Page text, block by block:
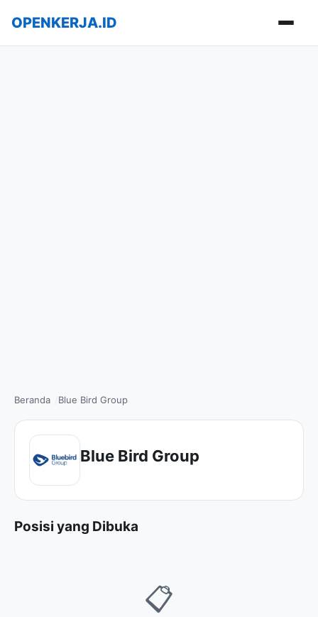
OPENKERJA.ID
Beranda Blue Bird Group
Blue Bird Group
Posisi yang Dibuka
📋